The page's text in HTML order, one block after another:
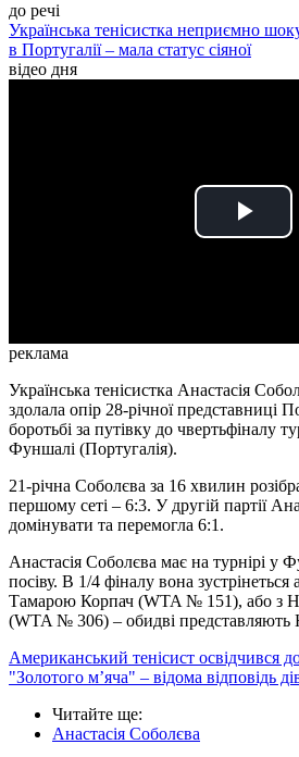
до речі
Українська тенісистка неприємно
в Португалії – мала статус сіяної
відео дня
Play
реклама
Українська тенісистка Анастасія
здолала опір 28-річної представниці
боротьбі за путівку до чвертьфіналу
Фуншалі (Португалія).
21-річна Соболєва за 16 хвилин
першому сеті – 6:3. У другій партії
домінувати та перемогла 6:1.
Анастасія Соболєва має на турнірі у
посіву. В 1/4 фіналу вона зустрінеться
Тамарою Корпач (WTA № 151), або з
(WTA № 306) – обидві представляють
Американський тенісист освідчився
"Золотого м’яча" – відома відповідь
Читайте ще:
Анастасія Соболєва